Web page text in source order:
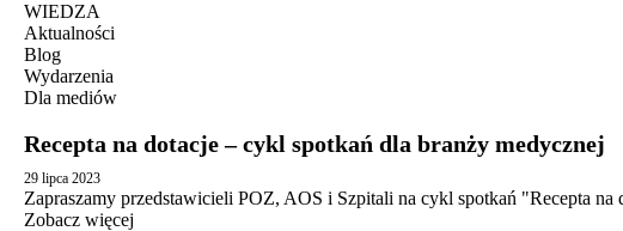
WIEDZA
Aktualności
Blog
Wydarzenia
Dla mediów
Recepta na dotacje – cykl spotkań dla branży medycznej
29 lipca 2023
Zapraszamy przedstawicieli POZ, AOS i Szpitali na cykl spotkań "Recepta
Zobacz więcej